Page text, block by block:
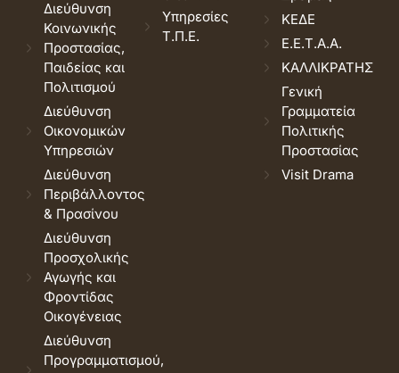
Διεύθυνση
Κοινωνικής
Προστασίας,
Παιδείας και
Πολιτισμού
Διεύθυνση
Οικονομικών
Υπηρεσιών
Διεύθυνση
Περιβάλλοντος
& Πρασίνου
Διεύθυνση
Προσχολικής
Αγωγής και
Φροντίδας
Οικογένειας
Διεύθυνση
Προγραμματισμού,
Υπηρεσίες
Τ.Π.Ε.
ΚΕΔΕ
Ε.Ε.Τ.Α.Α.
ΚΑΛΛΙΚΡΑΤΗΣ
Γενική
Γραμματεία
Πολιτικής
Προστασίας
Visit Drama